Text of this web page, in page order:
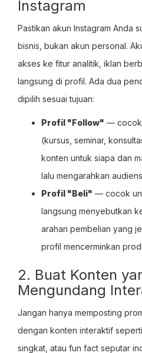
Instagram
Pastikan akun Instagram Anda
bisnis, bukan akun personal.
akses ke fitur analitik, iklan
langsung di profil. Ada dua
dipilih sesuai tujuan:
Profil "Follow" — cocok
(kursus, seminar,
konten untuk siapa dan
lalu mengarahkan
Profil "Beli" — cocok
langsung menyebutkan
arahan pembelian yang
profil mencerminkan
2. Buat Konten
Mengundang
Jangan hanya memposting
dengan konten interaktif
singkat, atau fun fact seputar